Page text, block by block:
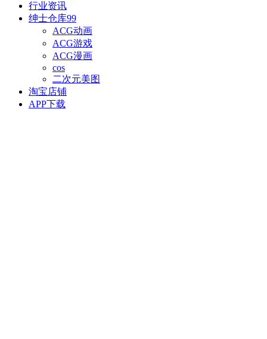
行业资讯
绅士仓库99
ACG动画
ACG游戏
ACG漫画
cos
二次元美图
淘宝店铺
APP下载